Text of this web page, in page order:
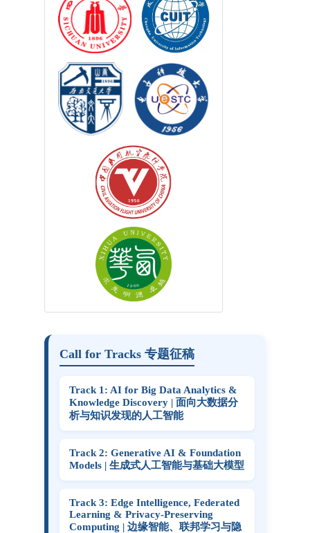
Call for Tracks 专题征稿
Track 1: AI for Big Data Analytics &
Knowledge Discovery | 面向大数据分
析与知识发现的人工智能
Track 2: Generative AI & Foundation
Models | 生成式人工智能与基础大模型
Track 3: Edge Intelligence, Federated
Learning & Privacy-Preserving
Computing | 边缘智能、联邦学习与隐